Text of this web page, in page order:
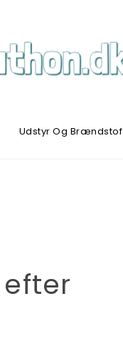
Udstyr Og Brændstof